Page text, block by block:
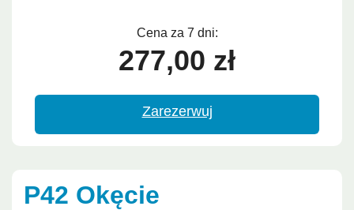
Cena za 7 dni:
277,00 zł
Zarezerwuj
P42 Okęcie